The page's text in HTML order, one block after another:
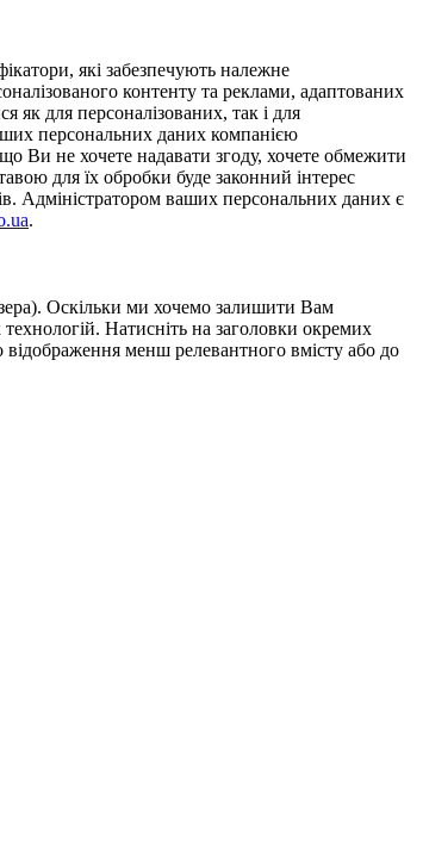
які забезпечують належне
контенту та реклами, адаптованих
як для персоналізованих, так і для
персональних даних компанією
Ви не хочете надавати згоду, хочете обмежити
для їх обробки буде законний інтерес
Адміністратором ваших персональних даних є
.
Оскільки ми хочемо залишити Вам
Натисніть на заголовки окремих
менш релевантного вмісту або до